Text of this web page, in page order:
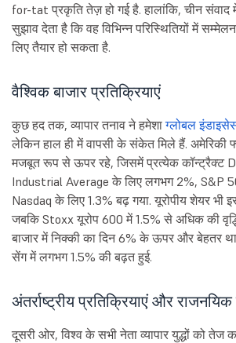
for-tat प्रकृति तेज़ हो गई है. हालांकि, चीन संवाद
सुझाव देता है कि वह विभिन्न परिस्थितियों में
लिए तैयार हो सकता है.
वैश्विक बाजार प्रतिक्रियाएं
कुछ हद तक, व्यापार तनाव ने हमेशाग्लोबल
लेकिन हाल ही में वापसी के संकेत मिले हैं. अमेरिकी
मजबूत रूप से ऊपर रहे, जिसमें प्रत्येक कॉन्ट्रैक्ट
Industrial Average के लिए लगभग 2%, S&P
Nasdaq के लिए 1.3% बढ़ गया. यूरोपीय शेयर भी
जबकि Stoxx यूरोप 600 में 1.5% से अधिक की
बाजार में निक्की का दिन 6% के ऊपर और बेहतर
सेंग में लगभग 1.5% की बढ़त हुई.
अंतर्राष्ट्रीय प्रतिक्रियाएं और
दूसरी ओर, विश्व के सभी नेता व्यापार युद्धों को तेज